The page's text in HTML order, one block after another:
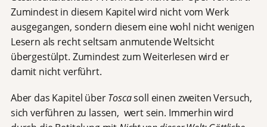
Zumindest in diesem Kapitel wird nicht vom Werk
ausgegangen, sondern diesem eine wohl nicht wenigen
Lesern als recht seltsam anmutende Weltsicht
übergestülpt. Zumindest zum Weiterlesen wird er
damit nicht verführt.
Aber das Kapitel überToscasoll einen zweiten Versuch,
sich verführen zu lassen, wert sein. Immerhin wird